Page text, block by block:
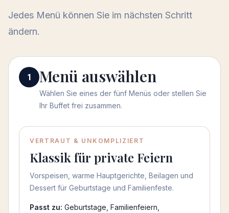
Jedes Menü können Sie im nächsten Schritt
ändern.
1 Menü auswählen
Wählen Sie eines der fünf Menüs oder stellen Sie
Ihr Buffet frei zusammen.
Menü auswählen
VERTRAUT & UNKOMPLIZIERT
Klassik für private Feiern
Vorspeisen, warme Hauptgerichte, Beilagen und
Dessert für Geburtstage und Familienfeste.
Passt zu: Geburtstage, Familienfeiern,